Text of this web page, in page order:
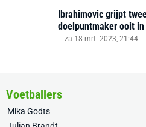
Ibrahimovic grijpt
doelpuntmaker ooit
za 18 mrt. 2023, 21:44
Voetballers
Mika Godts